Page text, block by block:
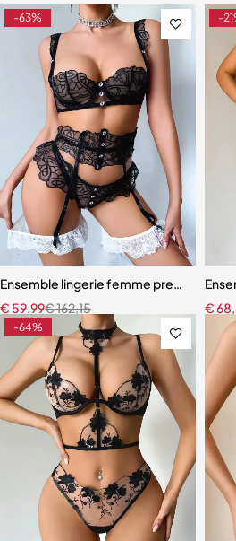
-63%
Ensemble lingerie femme premium –
€162,15
€ 59,99
-
€
-64%